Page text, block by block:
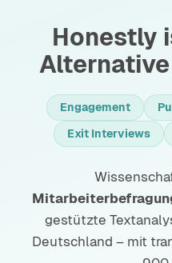
Honestly
Engagement
Exit Interviews
gestützte
Deutschland – mit